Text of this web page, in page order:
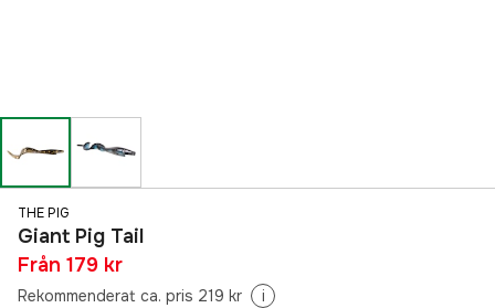
THE PIG
Giant Pig Tail
Från 179 kr
Rekommenderat ca. pris 219 kr i